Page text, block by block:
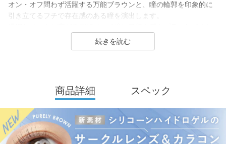
オン・オフ問わず活躍する万能ブラウンと、瞳の輪郭を印象的に
引き立てるフチで存在感のある瞳を演出します。
トカット機能付きレンズ」（クリア・サークル1day／クリア2wee
k）をはじめ、ワンランク上の機能性でより瞳を労りたい方への
「新素材シリコーンハイドロゲルレンズ」（クリア・サークル1da
商品詳細 スペック